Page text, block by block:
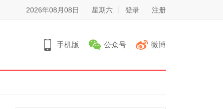
2026年08月08日 星期六 登录 注册
手机版 公众号 微博